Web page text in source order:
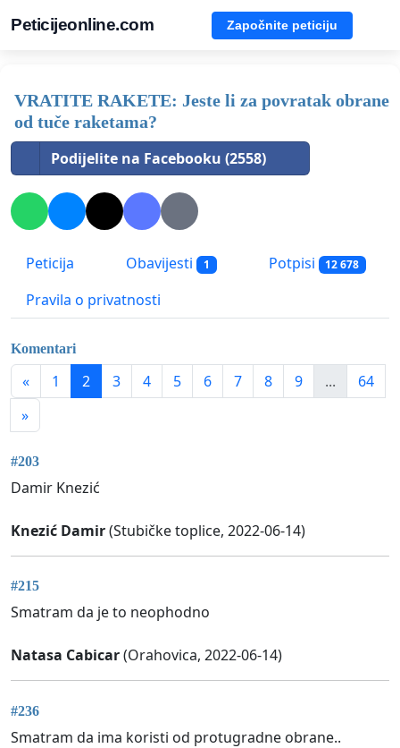
Peticijeonline.com Započnite peticiju
VRATITE RAKETE: Jeste li za povratak obrane
od tuče raketama?
Podijelite na Facebooku (2558)
Peticija Obavijesti 1 Potpisi 12 678
Pravila o privatnosti
Komentari
« 1 2 3 4 5 6 7 8 9 ...
64
»
#203
Damir Knezić
Knezić Damir(Stubičke toplice, 2022-06-14)
#215
Smatram da je to neophodno
Natasa Cabicar(Orahovica, 2022-06-14)
#236
Smatram da ima koristi od protugradne obrane..